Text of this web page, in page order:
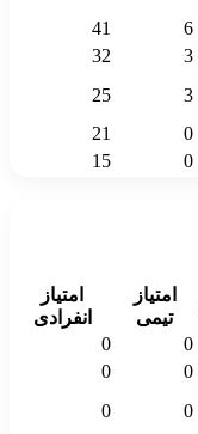
6
41
3
32
3
25
0
21
0
15
امتیاز
تیمی
امتیاز
انفرادی
0
0
0
0
0
0